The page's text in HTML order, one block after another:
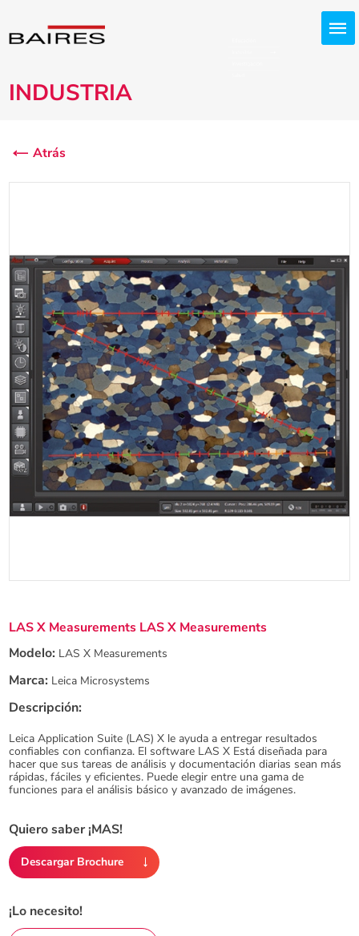
INDUSTRIA
Atrás
LAS X Measurements LAS X Measurements
Modelo: LAS X Measurements
Marca: Leica Microsystems
Descripción:
Leica Application Suite (LAS) X le ayuda a entregar resultados
confiables con confianza. El software LAS X Está diseñada para
hacer que sus tareas de análisis y documentación diarias sean más
rápidas, fáciles y eficientes. Puede elegir entre una gama de
funciones para el análisis básico y avanzado de imágenes.
Quiero saber ¡MAS!
Descargar Brochure
¡Lo necesito!